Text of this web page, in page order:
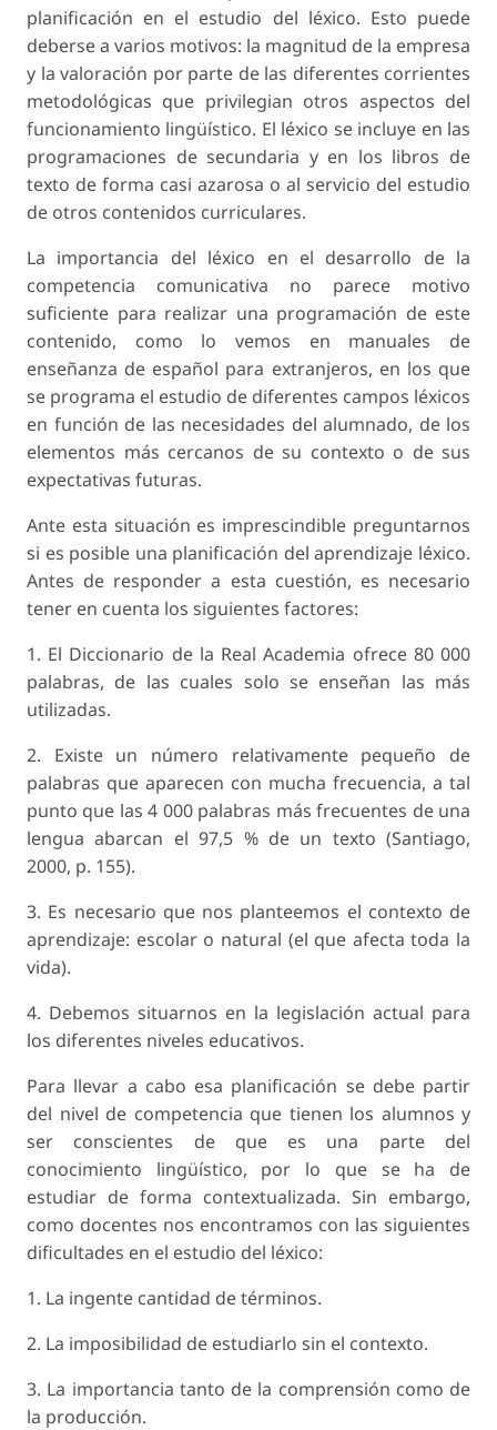
planificación en el estudio del léxico. Esto puede
deberse a varios motivos: la magnitud de la empresa
y la valoración por parte de las diferentes corrientes
metodológicas que privilegian otros aspectos del
funcionamiento lingüístico. El léxico se incluye en las
programaciones de secundaria y en los libros de
texto de forma casi azarosa o al servicio del estudio
de otros contenidos curriculares.
La importancia del léxico en el desarrollo de la
competencia comunicativa no parece motivo
suficiente para realizar una programación de este
contenido, como lo vemos en manuales de
enseñanza de español para extranjeros, en los que
se programa el estudio de diferentes campos léxicos
en función de las necesidades del alumnado, de los
elementos más cercanos de su contexto o de sus
expectativas futuras.
Ante esta situación es imprescindible preguntarnos
si es posible una planificación del aprendizaje léxico.
Antes de responder a esta cuestión, es necesario
tener en cuenta los siguientes factores:
1. El Diccionario de la Real Academia ofrece 80 000
palabras, de las cuales solo se enseñan las más
utilizadas.
2. Existe un número relativamente pequeño de
palabras que aparecen con mucha frecuencia, a tal
punto que las 4 000 palabras más frecuentes de una
lengua abarcan el 97,5 % de un texto (Santiago,
2000, p. 155).
3. Es necesario que nos planteemos el contexto de
aprendizaje: escolar o natural (el que afecta toda la
vida).
4. Debemos situarnos en la legislación actual para
los diferentes niveles educativos.
Para llevar a cabo esa planificación se debe partir
del nivel de competencia que tienen los alumnos y
ser conscientes de que es una parte del
conocimiento lingüístico, por lo que se ha de
estudiar de forma contextualizada. Sin embargo,
como docentes nos encontramos con las siguientes
dificultades en el estudio del léxico:
1. La ingente cantidad de términos.
2. La imposibilidad de estudiarlo sin el contexto.
3. La importancia tanto de la comprensión como de
la producción.